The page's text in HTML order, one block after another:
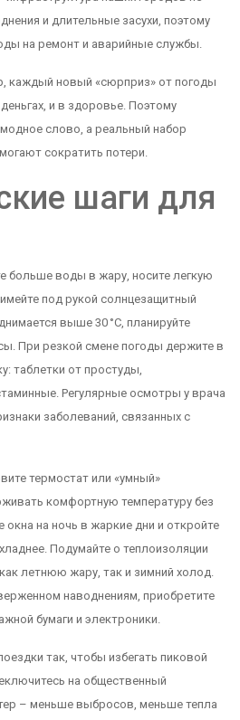
и длительные засухи, поэтому
на ремонт и аварийные службы.
каждый новый «сюрприз» от погоды
и в здоровье. Поэтому
слово, а реальный набор
сократить потери.
шаги для
больше воды в жару, носите легкую
под рукой солнцезащитный
выше 30 °C, планируйте
При резкой смене погоды держите в
таблетки от простуды,
Регулярные осмотры у врача
заболеваний, связанных с
термостат или «умный»
комфортную температуру без
на ночь в жаркие дни и откройте
Подумайте о теплоизоляции
летнюю жару, так и зимний холод.
наводнениям, приобретите
бумаги и электроники.
так, чтобы избегать пиковой
на общественный
– меньше выбросов, меньше тепла